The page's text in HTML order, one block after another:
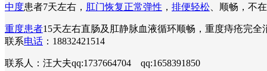
中度患者7天左右， 肛门恢复正常弹性 ， 排便轻松 、顺畅，不
重度患者15天左右直肠及肛静脉血液循环顺畅，重度痔疮完
联系电话 ：18832421514
联系人：汪大夫qq:1737664704 qq:1658391850